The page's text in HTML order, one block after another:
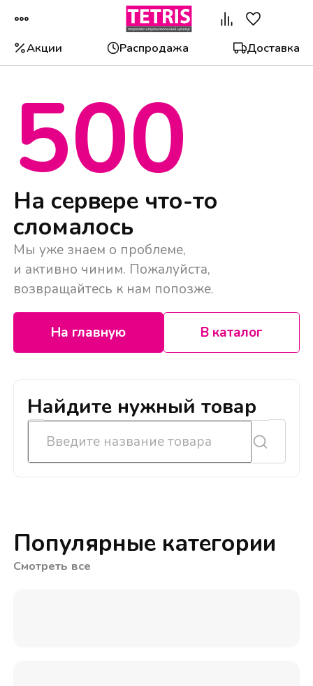
Акции Распродажа Доставка
500
На сервере что-то
сломалось
Мы уже знаем о проблеме,
и активно чиним. Пожалуйста,
возвращайтесь к нам попозже.
На главную В каталог
Найдите нужный товар
Популярные категории
Смотреть все